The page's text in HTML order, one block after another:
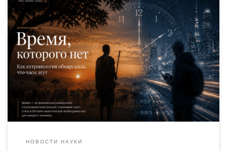
Время — не физическая универсалия, а культурная
конструкция; понимание этого стало в XXI веке
практической необходимостью для каждого человека.
Южный Судан, 1930-е годы. Британский антрополог
Эдвард Эванс-Причард приехал к народу нуэров с
простым вопросом: как вы измеряете время? Через
несколько месяцев он понял, что сам вопрос был задан
неправильно. У […]
НОВОСТИ НАУКИ